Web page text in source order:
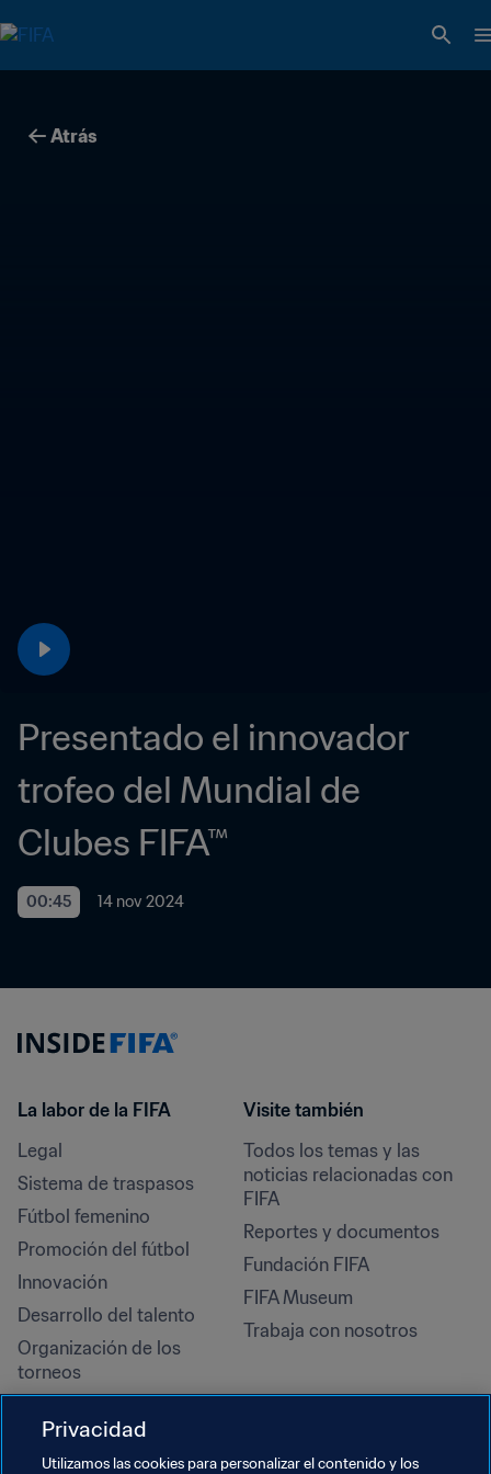
Atrás
Presentado el innovador
trofeo del Mundial de
Clubes FIFA™
00:45 14 nov 2024
La labor de la FIFA
Legal
Sistema de traspasos
Fútbol femenino
Promoción del fútbol
Innovación
Desarrollo del talento
Organización de los
torneos
Derechos humanos y lucha
contra la discriminación
Visite también
Todos los temas y las
noticias relacionadas con
FIFA
Reportes y documentos
Fundación FIFA
FIFA Museum
Trabaja con nosotros
Privacidad
Utilizamos las cookies para personalizar el contenido y los